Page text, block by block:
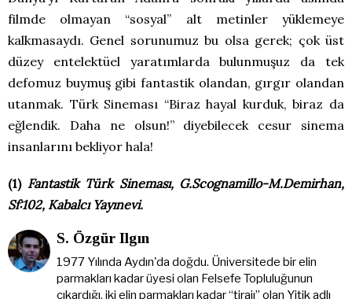
filmde olmayan “sosyal” alt metinler yüklemeye
kalkmasaydı. Genel sorunumuz bu olsa gerek; çok üst
düzey entelektüel yaratımlarda bulunmuşuz da tek
defomuz buymuş gibi fantastik olandan, gırgır olandan
utanmak. Türk Sineması “Biraz hayal kurduk, biraz da
eğlendik. Daha ne olsun!” diyebilecek cesur sinema
insanlarını bekliyor hala!
(1) Fantastik Türk Sineması, G.Scognamillo-M.Demirhan,
Sf:102, Kabalcı Yayınevi.
S. Özgür Ilgın
1977 Yılında Aydın'da doğdu. Üniversitede bir elin
parmakları kadar üyesi olan Felsefe Topluluğunun
çıkardığı, iki elin parmakları kadar “tirajı” olan Yitik adlı